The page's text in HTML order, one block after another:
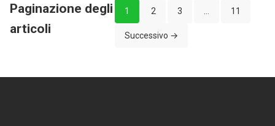
Paginazione degli
articoli
1 2 3 11
Successivo →